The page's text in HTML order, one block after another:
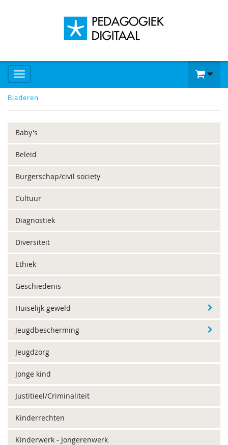
Bladeren
Baby's
Beleid
Burgerschap/civil society
Cultuur
Diagnostiek
Diversiteit
Ethiek
Geschiedenis
Huiselijk geweld
Jeugdbescherming
Jeugdzorg
Jonge kind
Justitieel/Criminaliteit
Kinderrechten
Kinderwerk - Jongerenwerk